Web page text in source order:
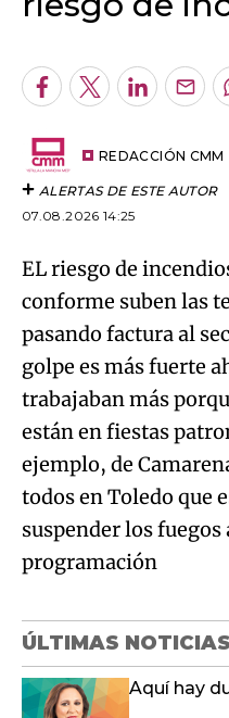
An error
Facebook
TwitterLinkedIn
REDACCIÓN CMM
ALERTAS DE ESTE AUTOR
07.08.2026 14:25
EL riesgo de
conforme suben las
pasando factura al
golpe es más fuerte
trabajaban más
están en fiestas
ejemplo, de
todos en Toledo que
suspender los
programación
ÚLTIMAS NOTICIAS
Aquí hay